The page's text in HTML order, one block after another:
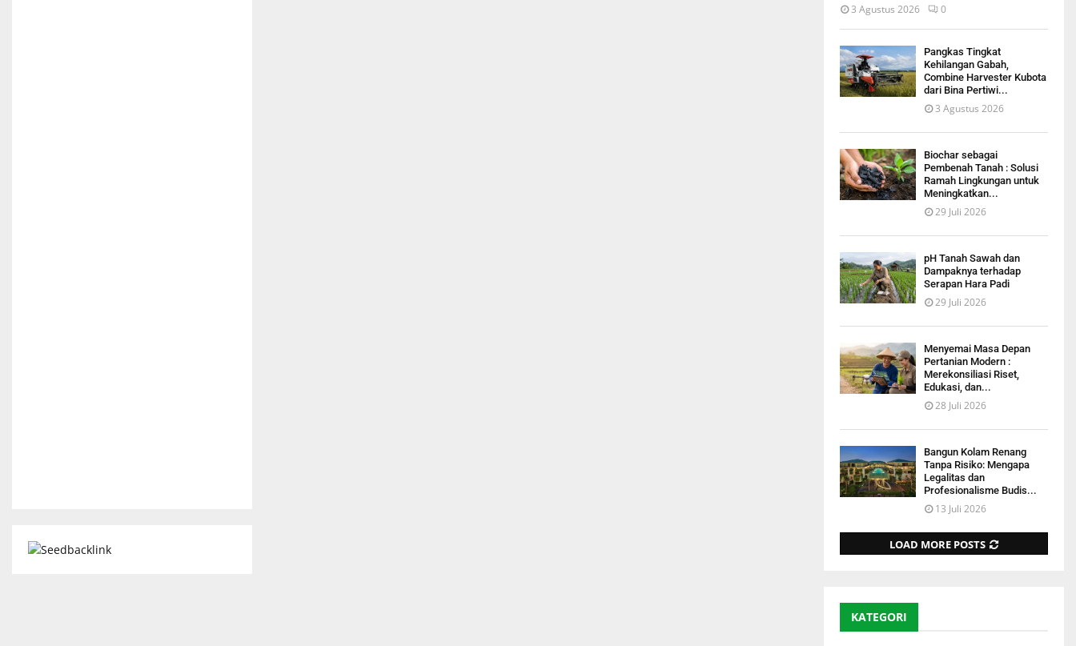
3 Agustus 2026 0
Pangkas Tingkat
Kehilangan Gabah,
Combine Harvester Kubota
dari Bina Pertiwi...
3 Agustus 2026
Biochar sebagai
Pembenah Tanah : Solusi
Ramah Lingkungan untuk
Meningkatkan...
29 Juli 2026
pH Tanah Sawah dan
Dampaknya terhadap
Serapan Hara Padi
29 Juli 2026
Menyemai Masa Depan
Pertanian Modern :
Merekonsiliasi Riset,
Edukasi, dan...
28 Juli 2026
Bangun Kolam Renang
Tanpa Risiko: Mengapa
Legalitas dan
Profesionalisme Budis...
13 Juli 2026
LOAD MORE POSTS
KATEGORI